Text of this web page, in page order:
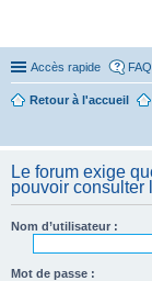
Accès rapide FAQ
Retour à l'accueil
Le forum exige
pouvoir consulter
Nom d’utilisateur :
Mot de passe :